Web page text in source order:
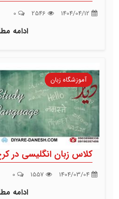
ادامه
آموزشگاه زبان
کلاس زبان انگلیسی در
ادامه